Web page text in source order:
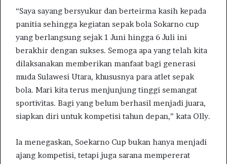
“Saya sayang bersyukur dan berteirma kasih kepada
panitia sehingga kegiatan sepak bola Sokarno cup
yang berlangsung sejak 1 Juni hingga 6 Juli ini
berakhir dengan sukses. Semoga apa yang telah kita
dilaksanakan memberikan manfaat bagi generasi
muda Sulawesi Utara, khususnya para atlet sepak
bola. Mari kita terus menjunjung tinggi semangat
sportivitas. Bagi yang belum berhasil menjadi juara,
siapkan diri untuk kompetisi tahun depan,” kata Olly.
Ia menegaskan, Soekarno Cup bukan hanya menjadi
ajang kompetisi, tetapi juga sarana mempererat